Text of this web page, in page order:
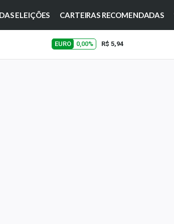
ELEIÇÕES CARTEIRAS RECOMENDADAS
EURO 0,00% R$ 5,94